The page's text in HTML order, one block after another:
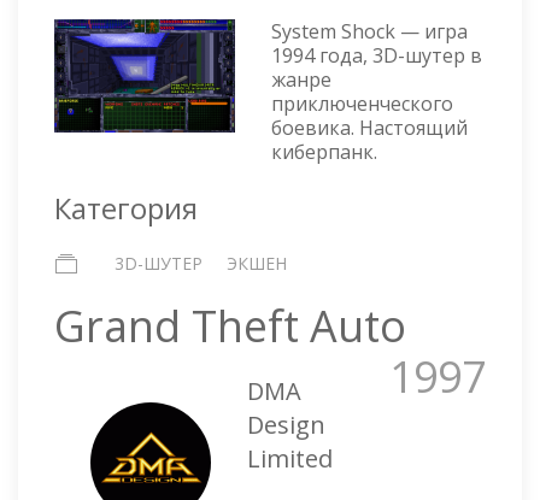
System Shock — игра
1994 года, 3D-шутер в
жанре
приключенческого
боевика. Настоящий
киберпанк.
Категория
3D-ШУТЕР ЭКШЕН
Grand Theft Auto
1997
DMA
Design
Limited